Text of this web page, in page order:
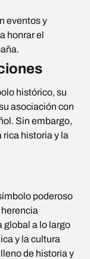
eventos y
honrar el
histórico, su
asociación con
Sin embargo,
rica historia y la
poderoso
global a lo largo
y la cultura
de historia y